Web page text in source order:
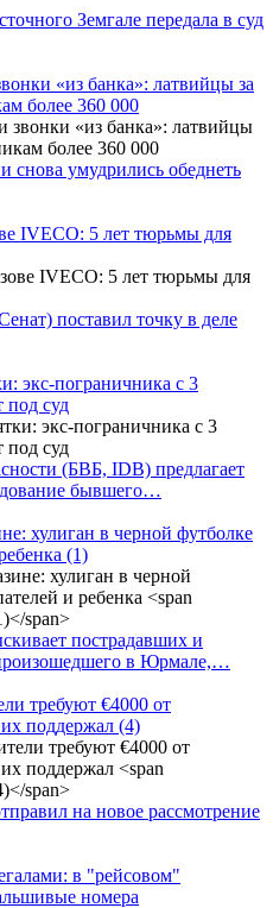
Земгале передала в суд
«из банка»: латвийцы за
более 360 000
снова умудрились обеднеть
IVECO: 5 лет тюрьмы для
поставил точку в деле
экс-пограничника с 3
под суд
(БВБ, IDB) предлагает
бывшего…
хулиган в черной футболке
(1)
пострадавших и
в Юрмале,…
требуют €4000 от
поддержал (4)
на новое рассмотрение
в "рейсовом"
номера